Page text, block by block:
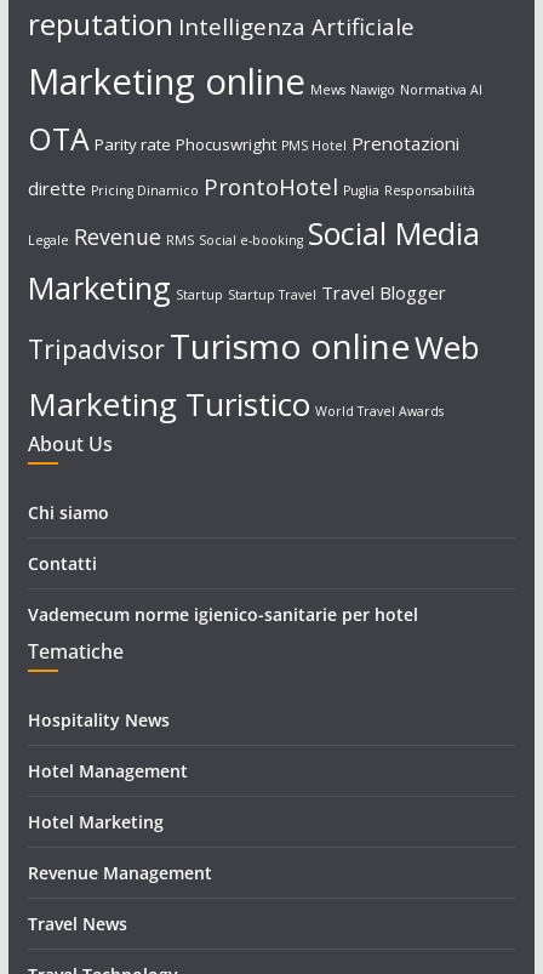
reputation Intelligenza Artificiale
Marketing online Mews Nawigo Normativa AI
OTA Parity rate Phocuswright PMS Hotel Prenotazioni
dirette Pricing Dinamico ProntoHotel Puglia Responsabilità
Legale Revenue RMS Social e-booking Social Media
Marketing Startup Startup Travel Travel Blogger
TripadvisorTurismo onlineWeb
Marketing Turistico World Travel Awards
About Us
Chi siamo
Contatti
Vademecum norme igienico-sanitarie per hotel
Tematiche
Hospitality News
Hotel Management
Hotel Marketing
Revenue Management
Travel News